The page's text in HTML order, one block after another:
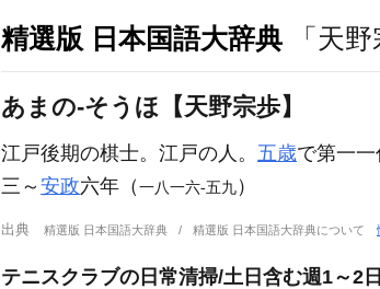
精選版 日本国語大辞典 「天
あまの‐そうほ【天野宗歩】
江戸後期の棋士。江戸の人。 五歳で第一
三～ 安政六年（一八一六‐五九）
出典 精選版 日本国語大辞典 精選版 日本国語大辞典について
テニスクラブの日常清掃/土日含む週1～2